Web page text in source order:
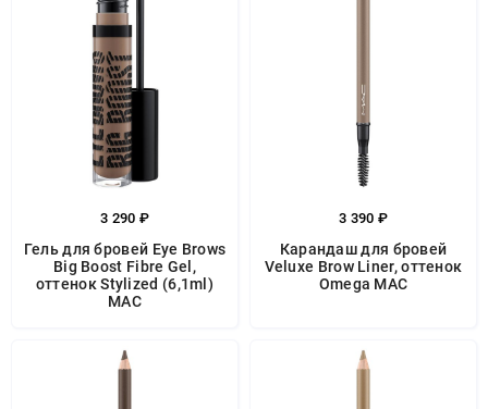
3 290 ₽
Гель для бровей Eye Brows
Big Boost Fibre Gel,
оттенок Stylized (6,1ml)
MAC
3 390 ₽
Карандаш для бровей
Veluxe Brow Liner, оттенок
Omega MAC